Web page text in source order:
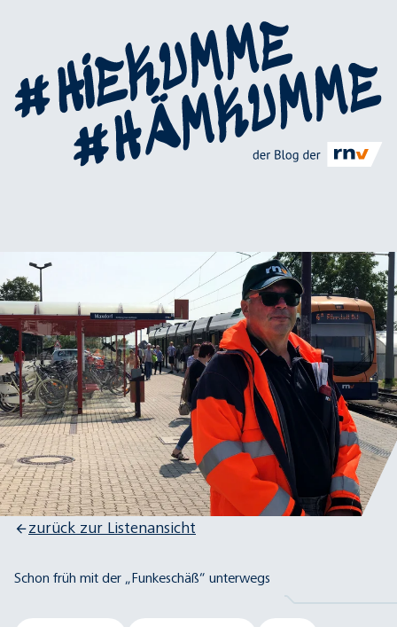
zurück zur Listenansicht
Schon früh mit der „Funkeschäß“ unterwegs